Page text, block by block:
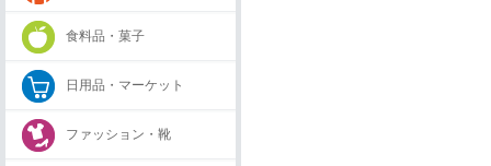
食料品・菓子
日用品・マーケット
ファッション・靴